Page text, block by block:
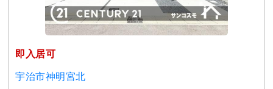
即入居可
宇治市神明宮北